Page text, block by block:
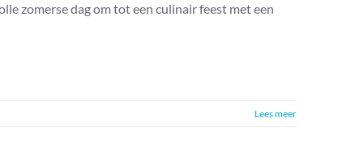
zomerse dag om tot een culinair feest met een
Lees meer